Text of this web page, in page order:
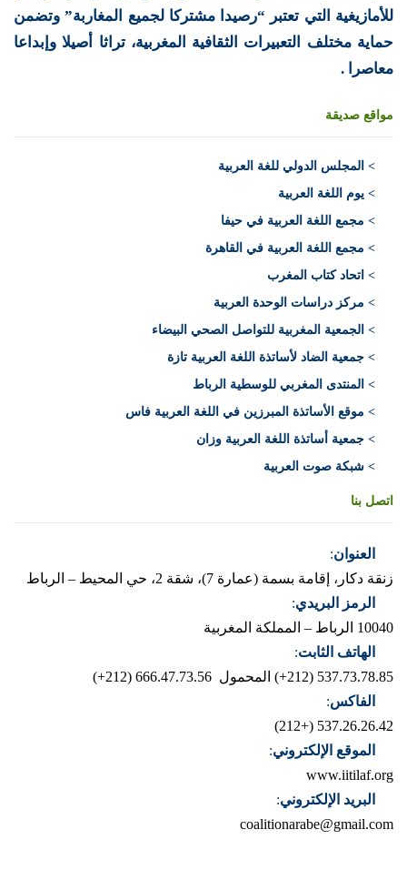
للأمازيغية التي تعتبر “رصيدا مشتركا لجميع المغاربة” وتضمن
حماية مختلف التعبيرات الثقافية المغربية، تراثا أصيلا وإبداعا
معاصرا .
مواقع صديقة
> المجلس الدولي للغة العربية
> يوم اللغة العربية
> مجمع اللغة العربية في حيفا
> مجمع اللغة العربية في القاهرة
> اتحاد كتاب المغرب
> مركز دراسات الوحدة العربية
> الجمعية المغربية للتواصل الصحي البيضاء
> جمعية الضاد لأساتذة اللغة العربية تازة
> المنتدى المغربي للوسطية الرباط
> موقع الأساتذة المبرزين في اللغة العربية فاس
> جمعية أساتذة اللغة العربية وزان
> شبكة صوت العربية
اتصل بنا
العنوان:
زنقة دكار، إقامة بسمة (عمارة 7)، شقة 2، حي المحيط – الرباط
الرمز البريدي:
10040 الرباط – المملكة المغربية
الهاتف الثابت:
537.73.78.85 (212+)
المحمول 666.47.73.56 (212+)
الفاكس:
537.26.26.42 (+212)
الموقع الإلكتروني:
www.iitilaf.org
البريد الإلكتروني:
coalitionarabe@gmail.com